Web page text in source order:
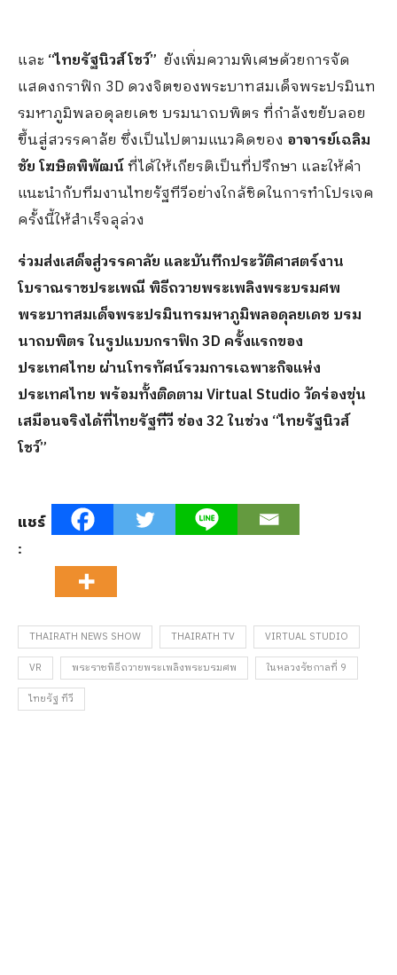
และ “ไทยรัฐนิวส์โชว์” ยังเพิ่มความพิเศษด้วยการจัด
แสดงกราฟิก 3D ดวงจิตของพระบาทสมเด็จพระปรมินท
รมหาภูมิพลอดุลยเดช บรมนาถบพิตร ที่กำลังขยับลอย
ขึ้นสู่สวรรคาลัย ซึ่งเป็นไปตามแนวคิดของ อาจารย์เฉลิม
ชัย โฆษิตพิพัฒน์ที่ได้ให้เกียรติเป็นที่ปรึกษา และให้คำ
แนะนำกับทีมงานไทยรัฐทีวีอย่างใกล้ชิดในการทำโปรเจค
ครั้งนี้ให้สำเร็จลุล่วง
ร่วมส่งเสด็จสู่วรรคาลัย และบันทึกประวัติศาสตร์งาน
โบราณราชประเพณี พิธีถวายพระเพลิงพระบรมศพ
พระบาทสมเด็จพระปรมินทรมหาภูมิพลอดุลยเดช บรม
นาถบพิตรในรูปแบบกราฟิก3D ครั้งแรกของ
ประเทศไทย ผ่านโทรทัศน์รวมการเฉพาะกิจแห่ง
ประเทศไทย พร้อมทั้งติดตาม Virtual Studio วัดร่องขุ่น
เสมือนจริงได้ที่ไทยรัฐทีวี ช่อง 32 ในช่วง “ไทยรัฐนิวส์
โชว์”
แชร์
:
THAIRATH NEWS SHOW THAIRATH TV
VIRTUAL STUDIO
VR
พระราชพิธีถวายพระเพลิงพระบรมศพ
ในหลวงรัชกาลที่ 9
ไทยรัฐ ทีวี